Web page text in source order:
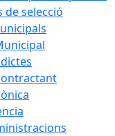
de selecció